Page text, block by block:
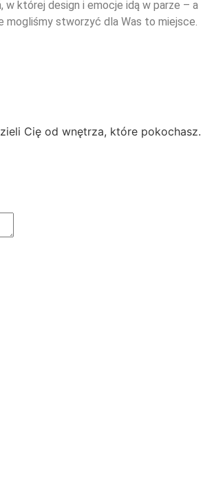
w której design i emocje idą w parze – a
mogliśmy stworzyć dla Was to miejsce.
Cię od wnętrza, które pokochasz.